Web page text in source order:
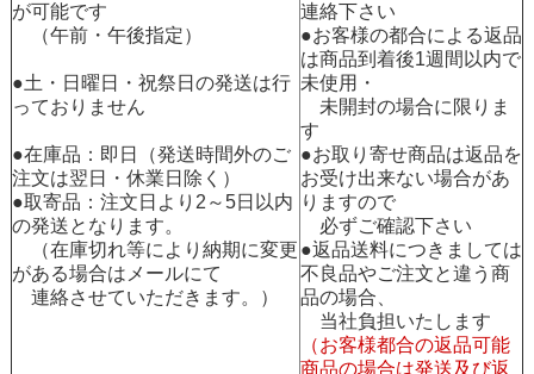
が可能です
（午前・午後指定）
●土・日曜日・祝祭日の発送は行
っておりません
●在庫品：即日（発送時間外のご
注文は翌日・休業日除く）
●取寄品：注文日より2～5日以内
の発送となります。
（在庫切れ等により納期に変更
がある場合はメールにて
連絡させていただきます。）
連絡下さい
●お客様の都合による返品
は商品到着後1週間以内で
未使用・
未開封の場合に限りま
す
●お取り寄せ商品は返品を
お受け出来ない場合があ
りますので
必ずご確認下さい
●返品送料につきましては
不良品やご注文と違う商
品の場合、
当社負担いたします
（お客様都合の返品可能
商品の場合は発送及び返